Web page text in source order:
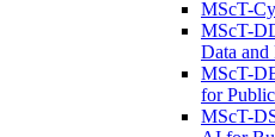
MScT-
MScT-
Data
MScT-
for
MScT-